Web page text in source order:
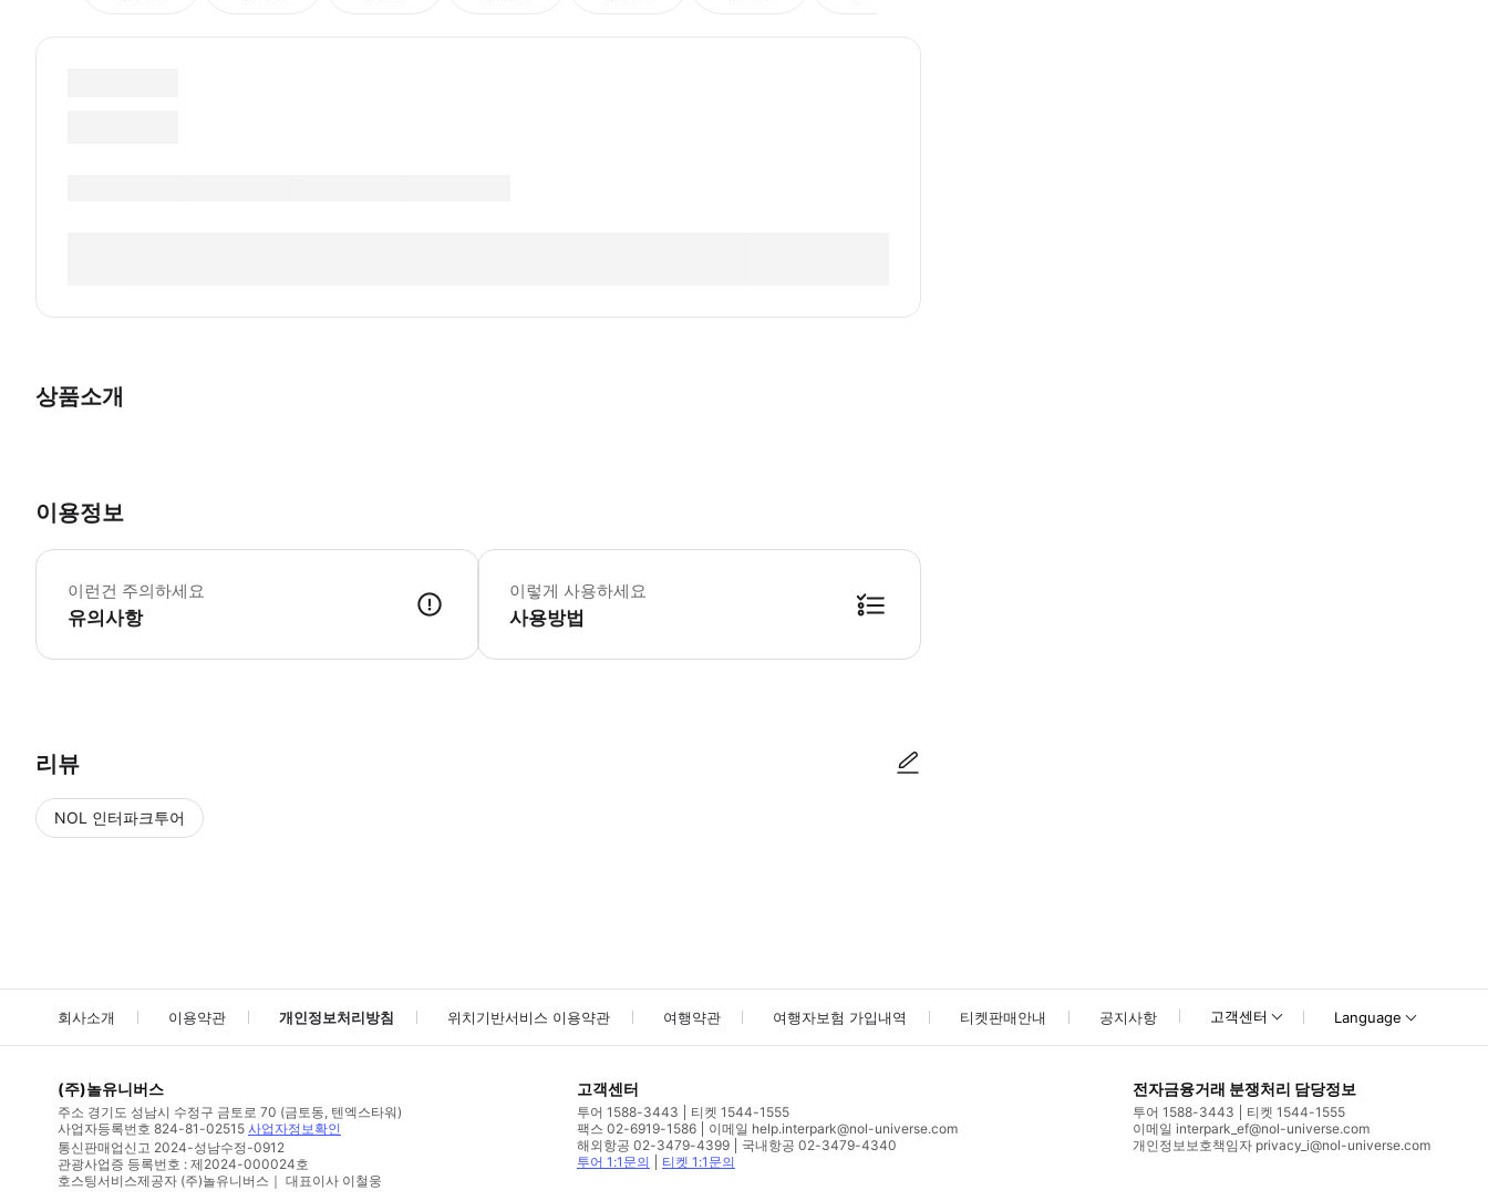
상품소개
이용정보
이런건 주의하세요
유의사항
이렇게 사용하세요
사용방법
리뷰
NOL 인터파크투어
회사소개 이용약관 개인정보처리방침 위치기반서비스 이용약관 여행약관 여행자보험 가입내역 티켓판매안내 공지사항 고객센터 Language
(주)놀유니버스
주소 경기도 성남시 수정구 금토로 70 (금토동, 텐엑스타워)
사업자등록번호 824-81-02515 사업자정보확인
통신판매업신고 2024-성남수정-0912
관광사업증 등록번호 : 제2024-000024호
호스팅서비스제공자 (주)놀유니버스｜ 대표이사 이철웅
고객센터
투어 1588-3443
티켓 1544-1555
팩스 02-6919-1586
이메일 help.interpark@nol-universe.com
해외항공 02-3479-4399
국내항공 02-3479-4340
투어 1:1문의
티켓 1:1문의
전자금융거래 분쟁처리 담당정보
투어 1588-3443
티켓 1544-1555
이메일 interpark_ef@nol-universe.com
개인정보보호책임자 privacy_i@nol-universe.com